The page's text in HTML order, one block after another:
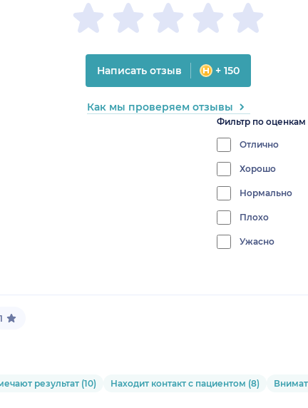
Фильтр по оценкам
Отлично
Хорошо
8.21917808219178%
Нормально
Плохо
Ужасно
Написать отзыв + 150
Как мы проверяем отзывы
1
результат (10) Находит контакт с пациентом (8)